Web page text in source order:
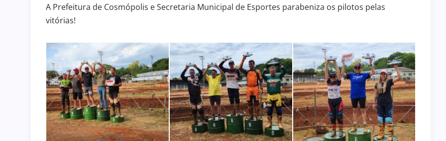
A Prefeitura de Cosmópolis e Secretaria Municipal de Esportes parabeniza os pilotos pelas
vitórias!